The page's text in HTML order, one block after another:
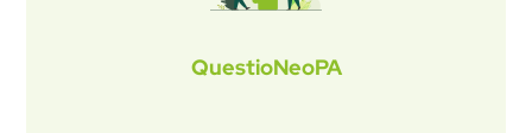
QuestioNeoPA